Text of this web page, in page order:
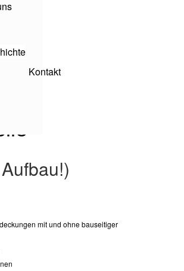
Kontakt
mit und ohne bauseitiger